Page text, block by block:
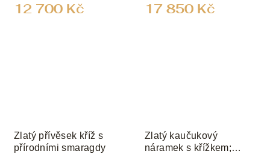
12 700 Kč 17 850 Kč
Zlatý přívěsek kříž s
přírodními smaragdy
Zlatý kaučukový
náramek s křížkem;